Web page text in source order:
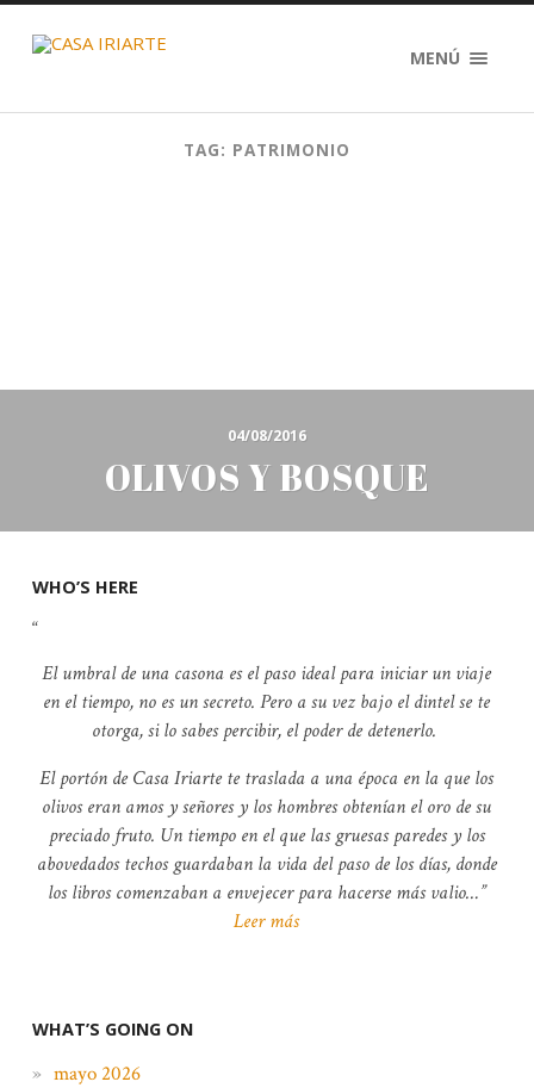
MENÚ
TAG: PATRIMONIO
04/08/2016
OLIVOS Y BOSQUE
WHO’S HERE
El umbral de una casona es el paso ideal para iniciar un viaje
en el tiempo, no es un secreto. Pero a su vez bajo el dintel se te
otorga, si lo sabes percibir, el poder de detenerlo.
El portón de Casa Iriarte te traslada a una época en la que los
olivos eran amos y señores y los hombres obtenían el oro de su
preciado fruto. Un tiempo en el que las gruesas paredes y los
abovedados techos guardaban la vida del paso de los días, donde
los libros comenzaban a envejecer para hacerse más valio…
Leer más
WHAT’S GOING ON
mayo 2026